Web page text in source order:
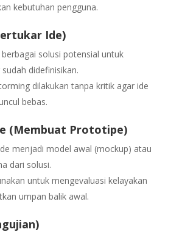
kebutuhan pengguna.
Ide)
solusi potensial untuk
didefinisikan.
dilakukan tanpa kritik agar ide
bebas.
(Membuat Prototipe)
menjadi model awal (mockup) atau
dari solusi.
untuk mengevaluasi kelayakan
umpan balik awal.